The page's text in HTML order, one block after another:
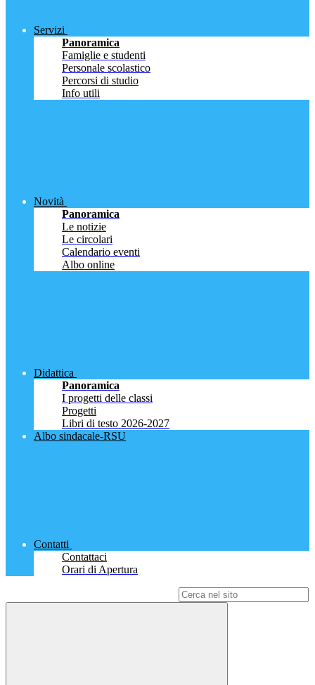
Servizi
Panoramica
Famiglie e studenti
Personale scolastico
Percorsi di studio
Info utili
Novità
Panoramica
Le notizie
Le circolari
Calendario eventi
Albo online
Didattica
Panoramica
I progetti delle classi
Progetti
Libri di testo 2026-2027
Albo sindacale-RSU
Contatti
Contattaci
Orari di Apertura